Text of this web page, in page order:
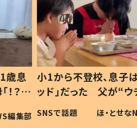
歳息
？」
編集部
小1から不登校、息子
ッド」だった 父が“
作り続ける理由とは
#令和の子
SNSで話題 ほ・とせ